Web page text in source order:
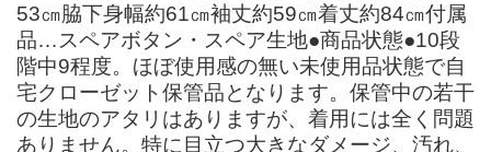
53㎝脇下身幅約61㎝袖丈約59㎝着丈約84㎝付属
品…スペアボタン・スペア生地●商品状態●10段
階中9程度。ほぼ使用感の無い未使用品状態で自
宅クローゼット保管品となります。保管中の若干
の生地のアタリはありますが、着用には全く問題
ありません。特に目立つ大きなダメージ、汚れ、